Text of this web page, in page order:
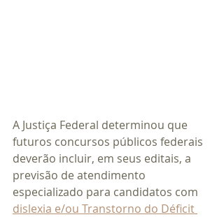
A Justiça Federal determinou que
futuros concursos públicos federais
deverão incluir, em seus editais, a
previsão de atendimento
especializado para candidatos com
dislexia e/ou Transtorno do Déficit